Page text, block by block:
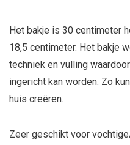
Het bakje is 30 centimeter
18,5 centimeter. Het bakje
techniek en vulling
ingericht kan worden. Zo
huis creëren.
Zeer geschikt voor